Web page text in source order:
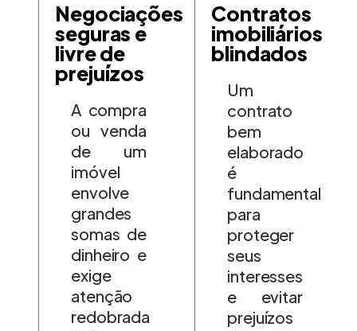
Negociações
seguras e
livre de
prejuízos
A compra
ou venda
de um
imóvel
envolve
grandes
somas de
dinheiro e
exige
atenção
redobrada
Contratos
imobiliários
blindados
Um
contrato
bem
elaborado
é
fundamental
para
proteger
seus
interesses
e evitar
prejuízos